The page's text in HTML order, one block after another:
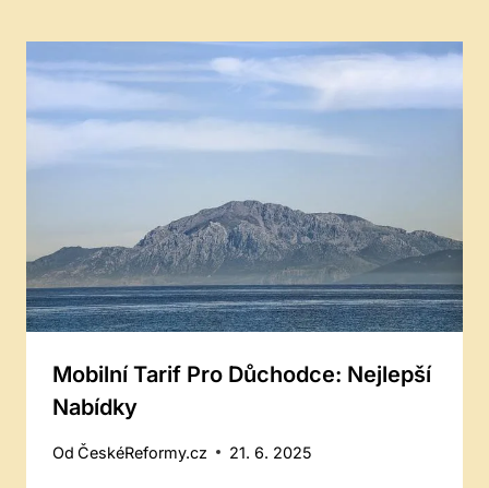
Mobilní Tarif Pro Důchodce: Nejlepší
Nabídky
Od ČeskéReformy.cz 21. 6. 2025